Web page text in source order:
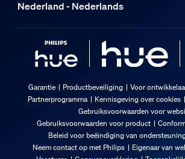
Nederland - Nederlands
Garantie Productbeveiliging Voor
Partnerprogramma
Kennisgeving over cookies
Gebruiksvoorwaarden voor
Gebruiksvoorwaarden voor product
Beleid voor beëindiging van
Neem contact op met Philips
Eigenaar van